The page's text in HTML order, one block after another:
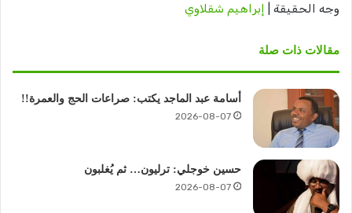
وجه الحقيقة | إبراهيم شقلاوي
مقالات ذات صلة
أسامة عبد الماجد يكتب: صراعات الحج والعمرة!!
2026-08-07
حسين خوجلي: ترليون… ثم يُغلبون
2026-08-07